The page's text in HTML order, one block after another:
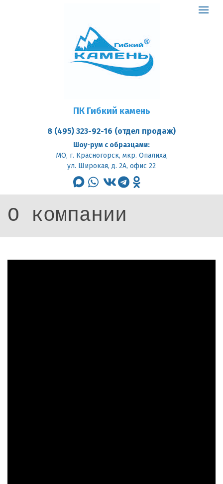
ПК Гибкий камень
8 (495) 323-92-16 (отдел продаж)
Шоу-рум с образцами:
МО, г. Красногорск, мкр. Опалиха,
ул. Широкая, д. 2А, офис 22
max whatsapp
vk telegramodnoklassniki
Toggle
О компании